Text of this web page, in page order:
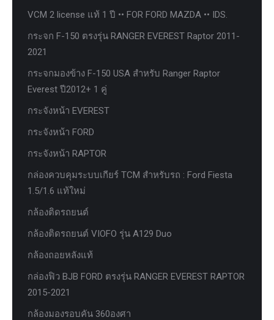
VCM 2 license แท้ 1 ปี •• FOR FORD MAZDA •• IDS.
กระจก F-150 ตรงรุ่น RANGER EVEREST Raptor 2011-
2021
กระจกมองข้าง F-150 USA สำหรับ Ranger Raptor
Everest ปี2012+ 1 คู่
กระจังหน้า EVEREST
กระจังหน้า FORD
กระจังหน้า RAPTOR
กล่องควบคุมระบบเกียร์ TCM สำหรับรถ : Ford Fiesta
1.5/1.6 แท้ใหม่
กล้องติดรถยนต์
กล้องติดรถยนต์ VIOFO รุ่น A129 Duo
กล้องถอยหลังแท้
กล่องฟิว BJB FORD ตรงรุ่น RANGER EVEREST RAPTOR
2015-2021
กล้องมองรอบคัน 360องศา